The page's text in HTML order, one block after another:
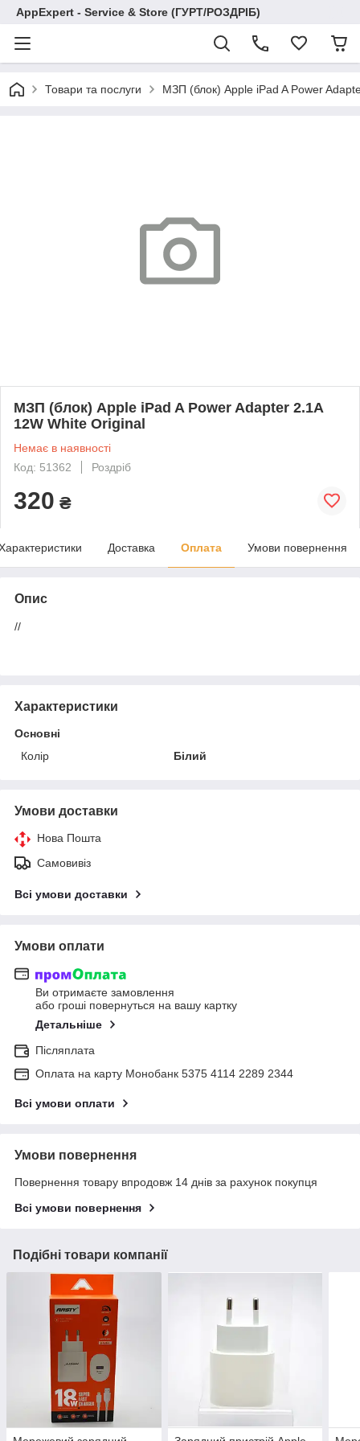
AppExpert - Service & Store (ГУРТ/РОЗДРІБ)
Товари та послуги МЗП (блок) Apple iPad A Power
МЗП (блок) Apple iPad A Power Adapter 2.1A
12W White Original
Немає в наявності
Код: 51362
Роздріб
320 ₴
Доставка Оплата Умови повернення
Опис
//
Характеристики
Основні
Колір
Білий
Умови доставки
Нова Пошта
Самовивіз
Всі умови доставки
Умови оплати
Ви отримаєте замовлення
або гроші повернуться на вашу картку
Детальніше
Післяплата
Оплата на карту Монобанк 5375 4114 2289 2344
Всі умови оплати
Умови повернення
Повернення товару впродовж 14 днів за рахунок покупця
Всі умови повернення
Подібні товари компанії